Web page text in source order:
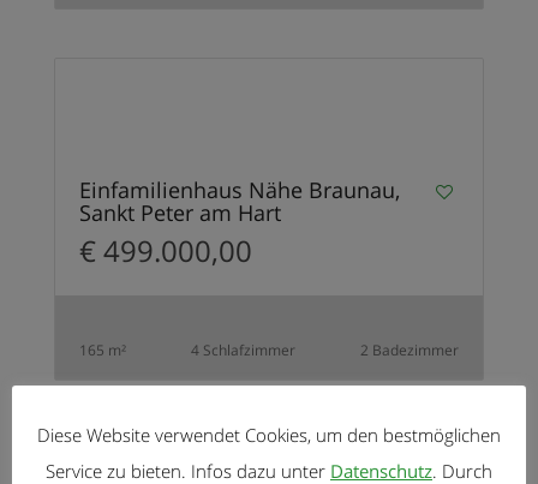
Einfamilienhaus Nähe Braunau,
Sankt Peter am Hart
€ 499.000,00
165 m² 4 Schlafzimmer 2 Badezimmer
VERKAUFT
1
Diese Website verwendet Cookies, um den bestmöglichen
Service zu bieten. Infos dazu unter Datenschutz. Durch